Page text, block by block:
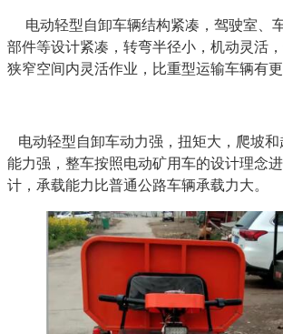
电动轻型自卸车辆结构紧凑，驾驶室、
部件等设计紧凑，转弯半径小，机动灵活
狭窄空间内灵活作业，比重型运输车辆有更
电动轻型自卸车动力强，扭矩大，爬坡和
能力强，整车按照电动矿用车的设计理念
计，承载能力比普通公路车辆承载力大。